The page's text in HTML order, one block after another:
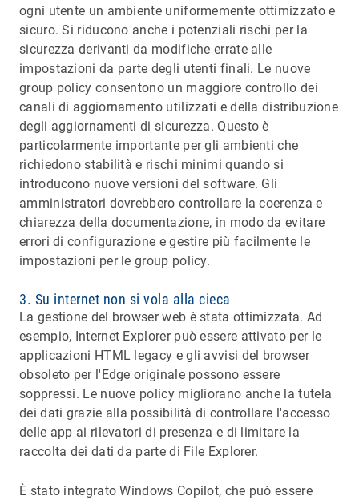
ogni utente un ambiente uniformemente ottimizzato e
sicuro. Si riducono anche i potenziali rischi per la
sicurezza derivanti da modifiche errate alle
impostazioni da parte degli utenti finali. Le nuove
group policy consentono un maggiore controllo dei
canali di aggiornamento utilizzati e della distribuzione
degli aggiornamenti di sicurezza. Questo è
particolarmente importante per gli ambienti che
richiedono stabilità e rischi minimi quando si
introducono nuove versioni del software. Gli
amministratori dovrebbero controllare la coerenza e
chiarezza della documentazione, in modo da evitare
errori di configurazione e gestire più facilmente le
impostazioni per le group policy.
3. Su internet non si vola alla cieca
La gestione del browser web è stata ottimizzata. Ad
esempio, Internet Explorer può essere attivato per le
applicazioni HTML legacy e gli avvisi del browser
obsoleto per l'Edge originale possono essere
soppressi. Le nuove policy migliorano anche la tutela
dei dati grazie alla possibilità di controllare l'accesso
delle app ai rilevatori di presenza e di limitare la
raccolta dei dati da parte di File Explorer.
È stato integrato Windows Copilot, che può essere